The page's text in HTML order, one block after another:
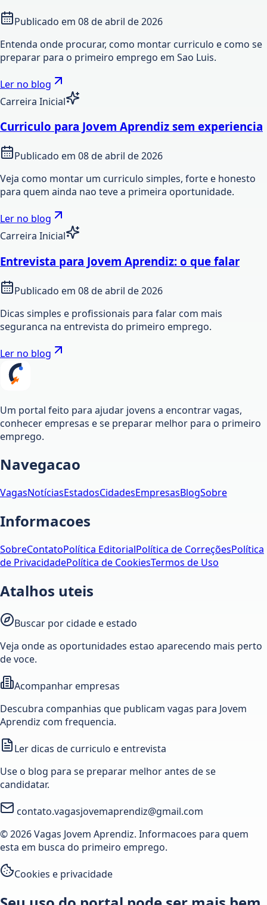
Publicado em 08 de abril de 2026
Entenda onde procurar, como montar curriculo e como se
preparar para o primeiro emprego em Sao Luis.
Ler no blog
Carreira Inicial
Curriculo para Jovem Aprendiz sem experiencia
Publicado em 08 de abril de 2026
Veja como montar um curriculo simples, forte e honesto
para quem ainda nao teve a primeira oportunidade.
Ler no blog
Carreira Inicial
Entrevista para Jovem Aprendiz: o que falar
Publicado em 08 de abril de 2026
Dicas simples e profissionais para falar com mais
seguranca na entrevista do primeiro emprego.
Ler no blog
Um portal feito para ajudar jovens a encontrar vagas,
conhecer empresas e se preparar melhor para o primeiro
emprego.
Navegacao
VagasNotíciasEstadosCidadesEmpresasBlogSobre
Informacoes
SobreContatoPolítica EditorialPolítica de CorreçõesPolítica
de PrivacidadePolítica de CookiesTermos de Uso
Atalhos uteis
Buscar por cidade e estado
Veja onde as oportunidades estao aparecendo mais perto
de voce.
Acompanhar empresas
Descubra companhias que publicam vagas para Jovem
Aprendiz com frequencia.
Ler dicas de curriculo e entrevista
Use o blog para se preparar melhor antes de se
candidatar.
contato.vagasjovemaprendiz@gmail.com
© 2026 Vagas Jovem Aprendiz. Informacoes para quem
esta em busca do primeiro emprego.
Cookies e privacidade